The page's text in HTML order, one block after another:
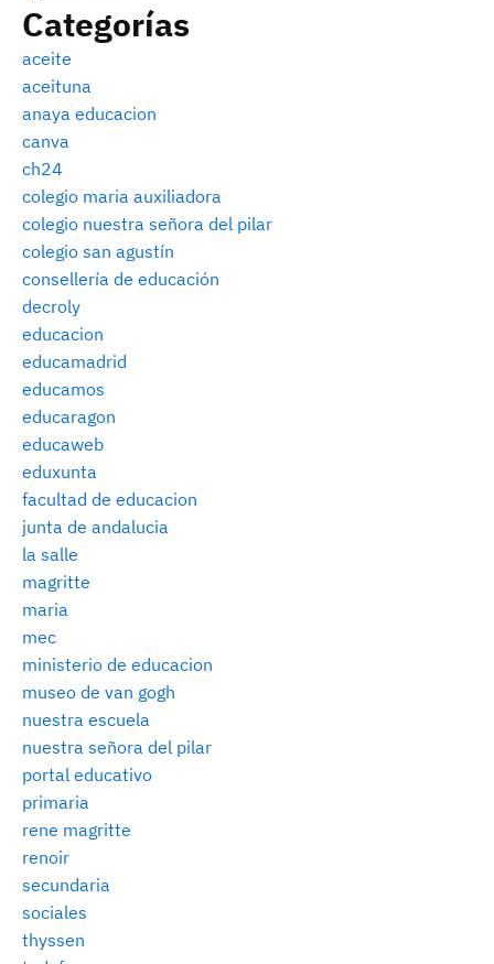
Categorías
aceite
aceituna
anaya educacion
canva
ch24
colegio maria auxiliadora
colegio nuestra señora del pilar
colegio san agustín
consellería de educación
decroly
educacion
educamadrid
educamos
educaragon
educaweb
eduxunta
facultad de educacion
junta de andalucia
la salle
magritte
maria
mec
ministerio de educacion
museo de van gogh
nuestra escuela
nuestra señora del pilar
portal educativo
primaria
rene magritte
renoir
secundaria
sociales
thyssen